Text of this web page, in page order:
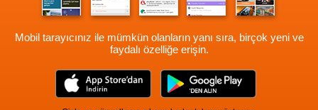
Mobil tarayıcınız ile mümkün olanların yanı sıra, birçok yeni ve
faydalı özelliğe erişin.